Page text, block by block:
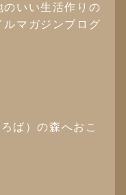
いい生活作りの
ルマガジンブログ
ば）の森へおこ